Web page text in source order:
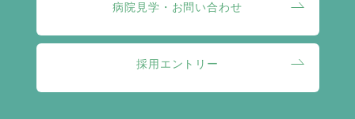
病院見学・お問い合わせ
採用エントリー